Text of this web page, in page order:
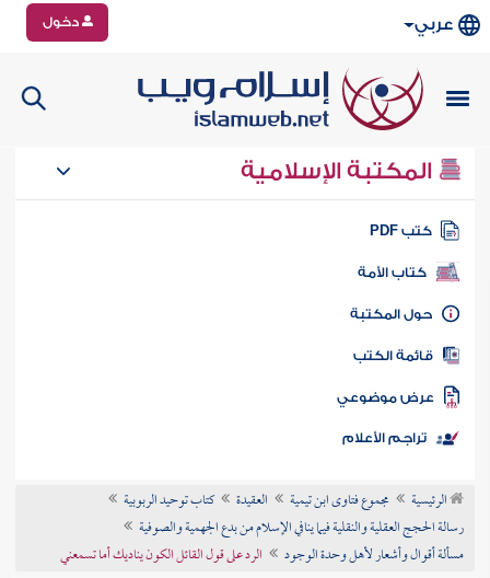
عربي دخول
المكتبة الإسلامية
كتب PDF
كتاب الأمة
المكتبة
الكتب
موضوعي
تراجم الأعلام
الرئيسية مجموع فتاوى ابن تيمية العقيدة
كتاب توحيد الربوبية
رسالة الحجج العقلية والنقلية فيما ينافي الإسلام من بدع الجهمية والصوفية
مسألة أقوال وأشعار لأهل وحدة الوجود
الرد على قول القائل الكون يناديك أما تسمعني